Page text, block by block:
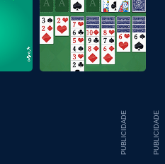
PUBLICIDADE
PUBLICIDADE